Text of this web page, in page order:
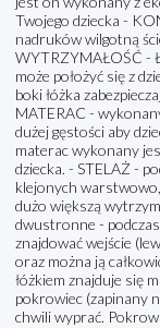
Twojego dziecka -
nadruków wilgotną
WYTRZYMAŁOŚĆ -
może położyć się z
boki łóżka
MATERAC -
dużej gęstości aby
materac wykonany
dziecka. - STELAŻ -
klejonych
dużo większą
dwustronne -
znajdować wejście
oraz można ją
łóżkiem znajduje się
pokrowiec (zapinany
chwili wyprać.